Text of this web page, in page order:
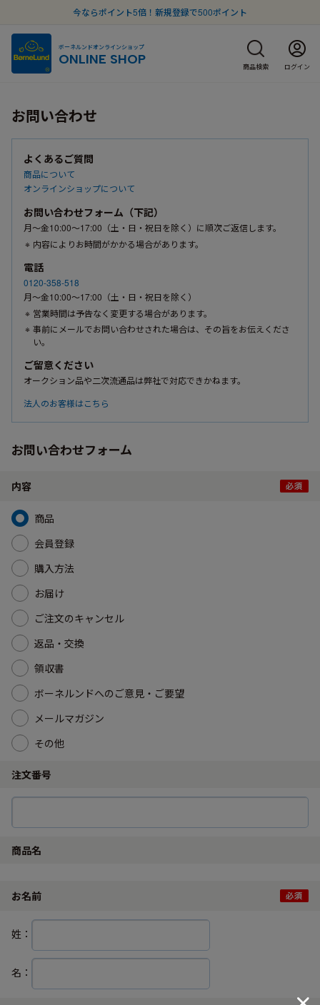
今ならポイント5倍！新規登録で500ポイント
ボーネルンドオンラインショップ
ONLINE SHOP 商品検索 ログイン
お問い合わせ
よくあるご質問
商品について
オンラインショップについて
お問い合わせフォーム（下記）
月〜金10:00〜17:00（土・日・祝日を除く）に順次ご返信します。
内容によりお時間がかかる場合があります。
電話
0120-358-518
月〜金10:00〜17:00（土・日・祝日を除く）
営業時間は予告なく変更する場合があります。
事前にメールでお問い合わせされた場合は、その旨をお伝えくださ
い。
ご留意ください
オークション品や二次流通品は弊社で対応できかねます。
法人のお客様はこちら
お問い合わせフォーム
内容
商品
会員登録
購入方法
お届け
ご注文のキャンセル
返品・交換
領収書
ボーネルンドへのご意見・ご要望
メールマガジン
その他
注文番号
商品名
お名前
姓：
名：